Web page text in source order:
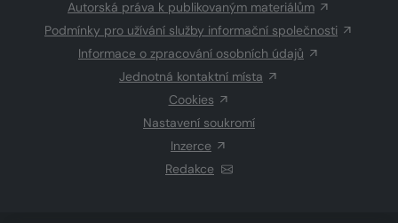
Autorská práva k publikovaným materiálům
Podmínky pro užívání služby informační společnosti
Informace o zpracování osobních údajů
Jednotná kontaktní místa
Cookies
Nastavení soukromí
Inzerce
Redakce